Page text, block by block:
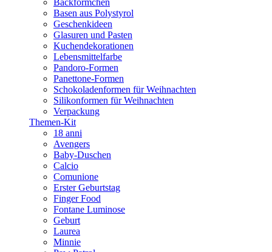
Backförmchen
Basen aus Polystyrol
Geschenkideen
Glasuren und Pasten
Kuchendekorationen
Lebensmittelfarbe
Pandoro-Formen
Panettone-Formen
Schokoladenformen für Weihnachten
Silikonformen für Weihnachten
Verpackung
Themen-Kit
18 anni
Avengers
Baby-Duschen
Calcio
Comunione
Erster Geburtstag
Finger Food
Fontane Luminose
Geburt
Laurea
Minnie